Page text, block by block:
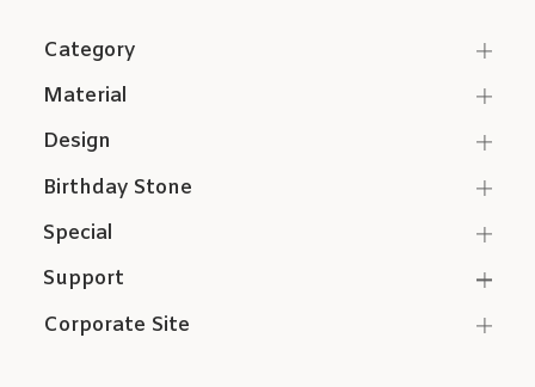
Category
Support
Corporate Site
Material
Design
Birthday Stone
Special